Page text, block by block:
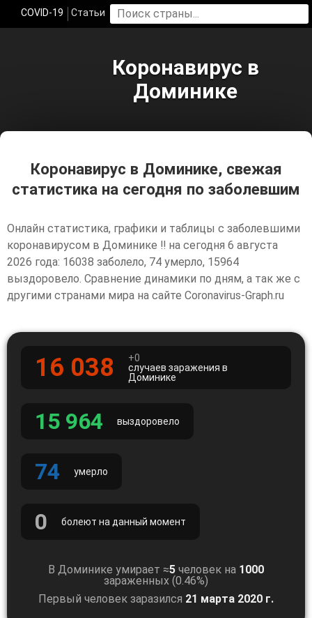
COVID-19 Статьи
Коронавирус в
Доминике
Коронавирус в Доминике, свежая
статистика на сегодня по заболевшим
Онлайн статистика, графики и таблицы с заболевшими
коронавирусом в Доминике ‼️ на сегодня 6 августа
2026 года: 16038 заболело, 74 умерло, 15964
выздоровело. Сравнение динамики по дням, а так же с
другими странами мира на сайте Coronavirus-Graph.ru
16 038
+0
случаев заражения в
Доминике
15 964 выздоровело
74 умерло
0 болеют на данный момент
В Доминике умирает ≈5 человек на 1000
зараженных (0.46%)
Первый человек заразился 21 марта 2020 г.